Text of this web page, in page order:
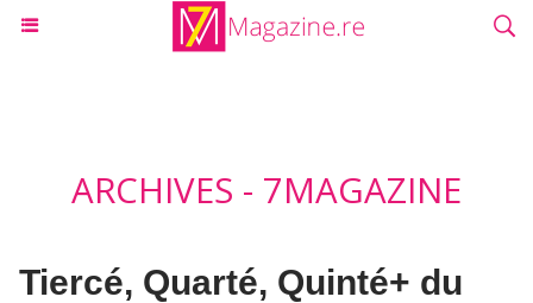
ARCHIVES - 7MAGAZINE
Tiercé, Quarté, Quinté+ du